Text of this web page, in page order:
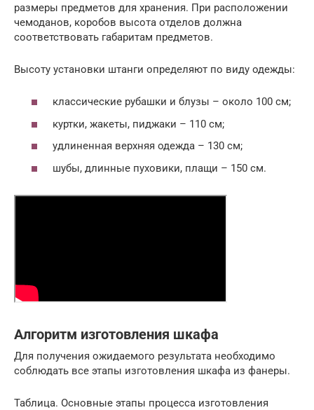
размеры предметов для хранения. При расположении
чемоданов, коробов высота отделов должна
соответствовать габаритам предметов.
Высоту установки штанги определяют по виду одежды:
классические рубашки и блузы – около 100 см;
куртки, жакеты, пиджаки – 110 см;
удлиненная верхняя одежда – 130 см;
шубы, длинные пуховики, плащи – 150 см.
Алгоритм изготовления шкафа
Для получения ожидаемого результата необходимо
соблюдать все этапы изготовления шкафа из фанеры.
Таблица. Основные этапы процесса изготовления